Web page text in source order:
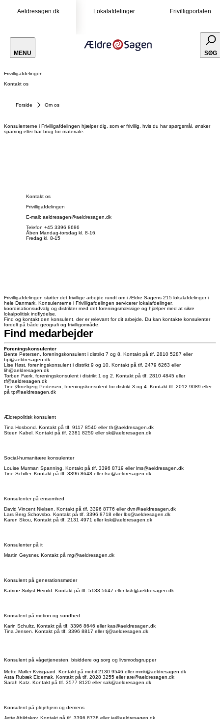
Aeldresagen.dk Lokalafdelinger Frivilligportalen
MENU SØG
Frivilligafdelingen
Kontakt os
Forside Om os
Konsulenterne i Frivilligafdelingen hjælper dig, som er frivillig, hvis du har spørgsmål, ønsker
sparring eller har brug for materiale.
Kontakt os
Frivilligafdelingen
E-mail: aeldresagen@aeldresagen.dk
Telefon +45 3396 8686
Åben Mandag-torsdag kl. 8-16.
Fredag kl. 8-15
Frivilligafdelingen støtter det frivillige arbejde rundt om i Ældre Sagens 215 lokalafdelinger i
hele Danmark. Konsulenterne i Frivilligafdelingen servicerer lokalafdelinger,
koordinationsudvalg og distrikter med det foreningsmæssige og hjælper med at sikre
lokalpolitisk indflydelse.
Find og kontakt den konsulent, der er relevant for dit arbejde. Du kan kontakte konsulenter
fordelt på både geografi og frivilligområde.
Find medarbejder
Foreningskonsulenter
Bente Petersen, foreningskonsulent i distrikt 7 og 8. Kontakt på tlf. 2810 5287 eller
bp@aeldresagen.dk
Lise Høst, foreningskonsulent i distrikt 9 og 10. Kontakt på tlf. 2479 6263 eller
lih@aeldresagen.dk
Torben Færk, foreningskonsulent i distrikt 1 og 2. Kontakt på tlf. 2810 4845 eller
tf@aeldresagen.dk
Tine Ørnebjerg Pedersen, foreningskonsulent for distrikt 3 og 4. Kontakt tlf. 2012 9089 eller
på tp@aeldresagen.dk
Ældrepolitisk konsulent
Tina Hosbond. Kontakt på tlf. 9117 8540 eller th@aeldresagen.dk
Steen Kabel. Kontakt på tlf. 2381 8259 eller sk@aeldresagen.dk
Social-humanitære konsulenter
Louise Murman Spanning. Kontakt på tlf. 3396 8719 eller lms@aeldresagen.dk
Tine Schiller. Kontakt på tlf. 3396 8648 eller tsc@aeldresagen.dk
Konsulenter på ensomhed
David Vincent Nielsen. Kontakt på tlf. 3396 8776 eller dvn@aeldresagen.dk
Lars Berg Schovsbo. Kontakt på tlf. 3396 8718 eller lbs@aeldresagen.dk
Karen Skou, Kontakt på tlf. 2131 4971 eller ksk@aeldresagen.dk
Konsulenter på it
Martin Geysner. Kontakt på mg@aeldresagen.dk
Konsulent på generationsmøder
Katrine Sølyst Heinild. Kontakt på tlf. 5133 5647 eller ksh@aeldresagen.dk
Konsulent på motion og sundhed
Karin Schultz. Kontakt på tlf. 3396 8646 eller kas@aeldresagen.dk
Tina Jensen. Kontakt på tlf. 3396 8817 eller tj@aeldresagen.dk
Konsulent på vågetjenesten, bisiddere og sorg og livsmodsgrupper
Mette Møller Kvisgaard. Kontakt på mobil 2130 9546 eller mmk@aeldresagen.dk
Asta Rubæk Eidemak. Kontakt på tlf. 2028 3255 eller are@aeldresagen.dk
Sarah Katz. Kontakt på tlf. 3577 8120 eller sak@aeldresagen.dk
Konsulent på plejehjem og demens
Jette Abildskov. Kontakt på tlf. 3396 8738 eller ja@aeldresagen.dk